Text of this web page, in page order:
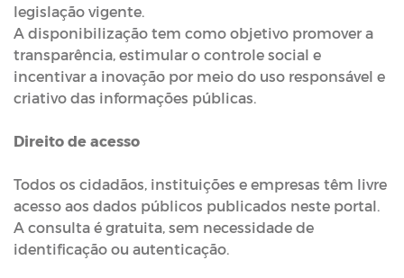
legislação vigente.
A disponibilização tem como objetivo promover a
transparência, estimular o controle social e
incentivar a inovação por meio do uso responsável e
criativo das informações públicas.
Direito de acesso
Todos os cidadãos, instituições e empresas têm livre
acesso aos dados públicos publicados neste portal.
A consulta é gratuita, sem necessidade de
identificação ou autenticação.